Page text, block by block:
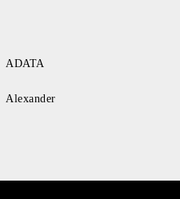
ADATA
Alexander